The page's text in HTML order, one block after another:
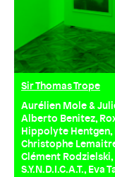
Sir Thomas Trope
Aurélien Mole &
Alberto Benitez,
Hippolyte Hentgen,
Christophe
Clément
S.Y.N.D.I.C.A.T.,